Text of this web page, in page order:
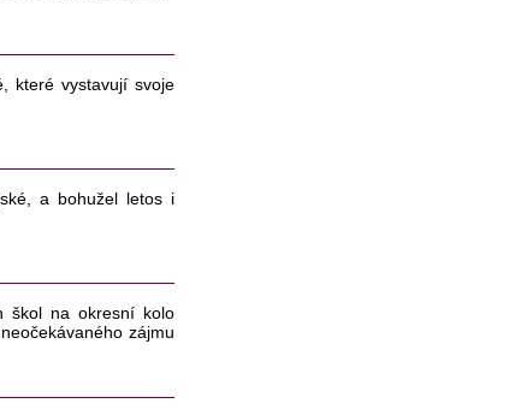
které vystavují svoje
a bohužel letos i
škol na okresní kolo
zájmu